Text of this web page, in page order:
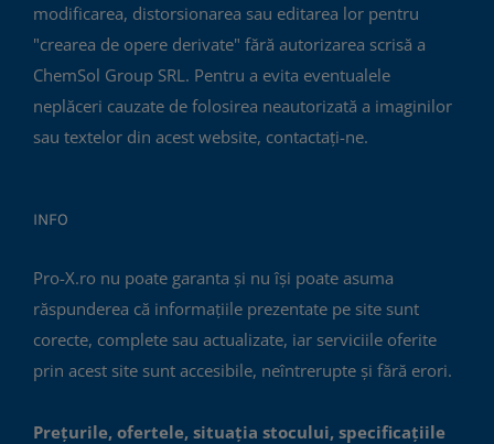
modificarea, distorsionarea sau editarea lor pentru
"crearea de opere derivate" fără autorizarea scrisă a
ChemSol Group SRL. Pentru a evita eventualele
neplăceri cauzate de folosirea neautorizată a imaginilor
sau textelor din acest website, contactați-ne.
INFO
Pro-X.ro nu poate garanta și nu își poate asuma
răspunderea că informațiile prezentate pe site sunt
corecte, complete sau actualizate, iar serviciile oferite
prin acest site sunt accesibile, neîntrerupte și fără erori.
Prețurile, ofertele, situația stocului, specificațiile